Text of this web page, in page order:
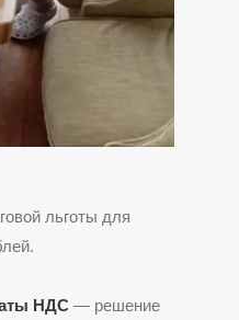
льготы для
НДС — решение